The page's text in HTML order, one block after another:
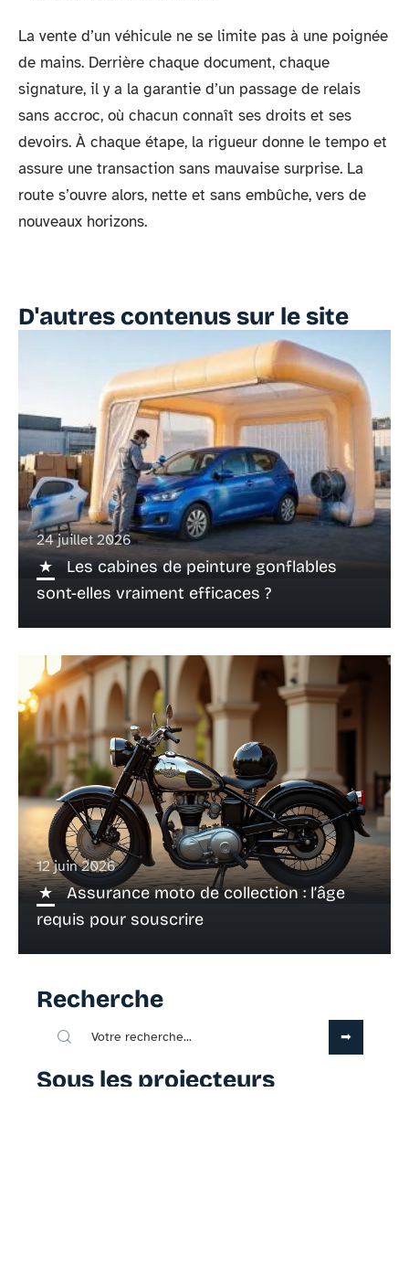
La vente d’un véhicule ne se limite pas à une poignée
de mains. Derrière chaque document, chaque
signature, il y a la garantie d’un passage de relais
sans accroc, où chacun connaît ses droits et ses
devoirs. À chaque étape, la rigueur donne le tempo et
assure une transaction sans mauvaise surprise. La
route s’ouvre alors, nette et sans embûche, vers de
nouveaux horizons.
D'autres contenus sur le site
24 juillet 2026
Les cabines de peinture gonflables
sont-elles vraiment efficaces ?
12 juin 2026
Assurance moto de collection : l’âge
requis pour souscrire
Recherche
Sous les projecteurs